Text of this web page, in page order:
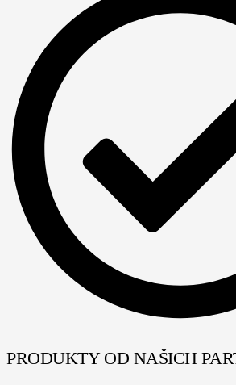
PRODUKTY OD NAŠICH